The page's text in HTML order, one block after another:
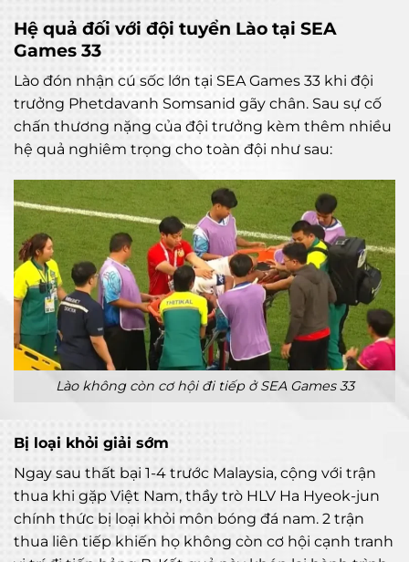
Hệ quả đối với đội tuyển Lào tại SEA
Games 33
Lào đón nhận cú sốc lớn tại SEA Games 33 khi đội
trưởng Phetdavanh Somsanid gãy chân. Sau sự cố
chấn thương nặng của đội trưởng kèm thêm nhiều
hệ quả nghiêm trọng cho toàn đội như sau:
Lào không còn cơ hội đi tiếp ở SEA Games 33
Bị loại khỏi giải sớm
Ngay sau thất bại 1-4 trước Malaysia, cộng với trận
thua khi gặp Việt Nam, thầy trò HLV Ha Hyeok-jun
chính thức bị loại khỏi môn bóng đá nam. 2 trận
thua liên tiếp khiến họ không còn cơ hội cạnh tranh